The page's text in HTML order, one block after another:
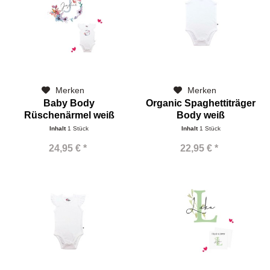
Merken
Baby Body
Rüschenärmel weiß
bunte Blumen Name
Inhalt 1 Stück
24,95 € *
Merken
Organic Spaghettiträger
Body weiß
personalisieren
Inhalt 1 Stück
22,95 € *